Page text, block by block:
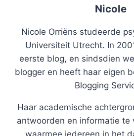
Nicole
Nicole Orriëns studeerde
Universiteit Utrecht. In
eerste blog, en sindsdien
blogger en heeft haar eigen
Blogging
Haar academische
antwoorden en informatie te
waarmee iedereen in het